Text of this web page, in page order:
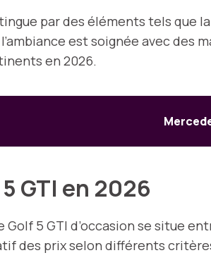
par des éléments tels que
est soignée avec
en 2026.
GTI en 2026
Golf 5 GTI d’occasion se situe
des prix selon différents